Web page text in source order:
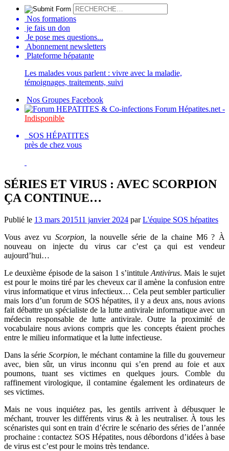
Nos formations
je fais un don
Je pose mes questions...
Abonnement newsletters
Plateforme hépatante
Les malades vous parlent : vivre avec la maladie,
témoignages, traitements, suivi
Nos Groupes Facebook
Forum Hépatites.net -
Indisponible
SOS HÉPATITES
près de chez vous
SÉRIES ET VIRUS : AVEC SCORPION
ÇA CONTINUE…
Publié le 13 mars 201511 janvier 2024 parL'équipe SOS hépatites
Vous avez vu Scorpion,
la nouvelle série de la chaine M6 ? À
nouveau on injecte du virus car c’est ça qui est vendeur
aujourd’hui…
Le deuxième épisode de la saison 1 s’intituleAntivirus. Mais le sujet
est pour le moins tiré par les cheveux car il amène la confusion entre
virus informatique et virus infectieux… Cela peut sembler particulier
mais lors d’un forum de SOS hépatites, il y a deux ans, nous avions
fait débattre un spécialiste de la lutte antivirale informatique avec un
médecin responsable de lutte antivirale. Outre la proximité de
vocabulaire nous avions compris que les concepts étaient proches
entre le milieu informatique et la lutte infectieuse.
Dans la série Scorpion, le méchant contamine la fille du gouverneur
avec, bien sûr, un virus inconnu qui s’en prend au foie et aux
poumons, tuant ses victimes en quelques jours. Comble du
raffinement virologique, il contamine également les ordinateurs de
ses victimes.
Mais ne vous inquiétez pas, les gentils arrivent à débusquer le
méchant, trouver les différents virus & à les neutraliser. À tous les
scénaristes qui sont en train d’écrire le scénario des séries de l’année
prochaine : contactez SOS Hépatites, nous débordons d’idées à base
de virus est c’est pour le moins très tendance.